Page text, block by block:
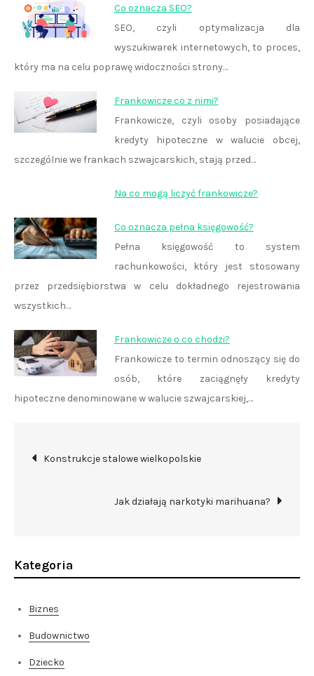
Co oznacza SEO?
SEO, czyli optymalizacja dla
wyszukiwarek internetowych, to proces,
który ma na celu poprawę widoczności strony…
Frankowicze co z nimi?
Frankowicze, czyli osoby posiadające
kredyty hipoteczne w walucie obcej,
szczególnie we frankach szwajcarskich, stają przed…
Na co mogą liczyć frankowicze?
Co oznacza pełna księgowość?
Pełna księgowość to system
rachunkowości, który jest stosowany
przez przedsiębiorstwa w celu dokładnego rejestrowania
wszystkich…
Frankowicze o co chodzi?
Frankowicze to termin odnoszący się do
osób, które zaciągnęły kredyty
hipoteczne denominowane w walucie szwajcarskiej,…
Nawigacja
Konstrukcje stalowe wielkopolskie
Jak działają narkotyki marihuana?
Kategoria
Biznes
Budownictwo
Dziecko